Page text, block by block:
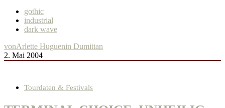
gothic
industrial
dark wave
vonArlette Huguenin Dumittan
2. Mai 2004
Tourdaten & Festivals